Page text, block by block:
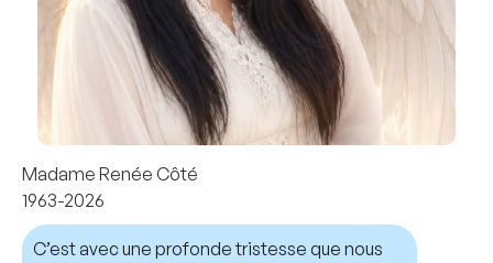
Madame Renée Côté
1963-2026
C’est avec une profonde tristesse que nous